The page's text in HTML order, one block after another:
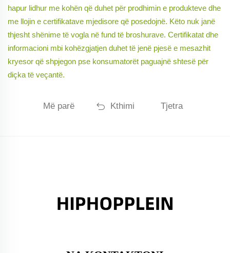
hapur lidhur me kohën që duhet për prodhimin e produkteve dhe
me llojin e certifikatave mjedisore që posedojnë. Këto nuk janë
thjesht shënime të vogla në fund të broshurave. Certifikatat dhe
informacioni mbi kohëzgjatjen duhet të jenë pjesë e mesazhit
kryesor që shpjegon pse konsumatorët paguajnë shtesë për
diçka të veçantë.
Më parë Kthimi Tjetra